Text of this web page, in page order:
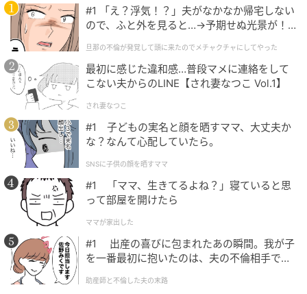
ウーマンエキサイト
ウーマンエキサイト
#1 「え？浮気！？」夫がなかなか帰宅しない
ので、ふと外を見ると…→予期せぬ光景が！
クチャにしてやった
旦那の不倫が発覚して頭に来たのでメチャクチャにしてやった
最初に感じた違和感…普段マメに連絡をして
こない夫からのLINE【され妻なつこ Vol.1】
され妻なつこ
#1 子どもの実名と顔を晒すママ、大丈夫か
な？なんて心配していたら。
SNSに子供の顔を晒すママ
#1 「ママ、生きてるよね？」寝ていると思
って部屋を開けたら
ママが家出した
#1 出産の喜びに包まれたあの瞬間。我が子
を一番最初に抱いたのは、夫の不倫相手でし
助産師と不倫した夫の末路